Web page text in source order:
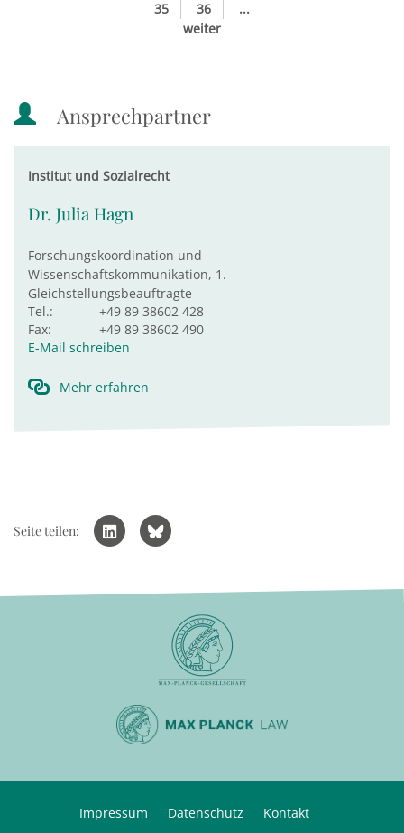
35
36
...
weiter
Ansprechpartner
Institut und Sozialrecht
Dr. Julia Hagn
Forschungskoordination und
Wissenschaftskommunikation, 1.
Gleichstellungsbeauftragte
Tel.:
+49 89 38602 428
Fax:
+49 89 38602 490
E-Mail schreiben
Mehr erfahren
Seite teilen:
Impressum Datenschutz Kontakt